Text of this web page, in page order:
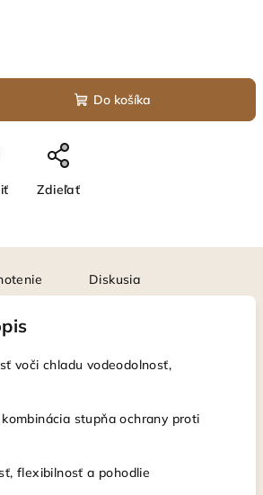
Do košíka
Zdieľať
Diskusia
voči chladu vodeodolnosť,
stupňa ochrany proti
flexibilnosť a pohodlie